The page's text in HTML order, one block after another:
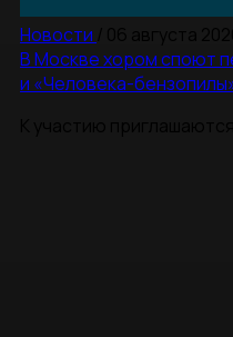
Новости
В Москве хором споют
и «Человека-